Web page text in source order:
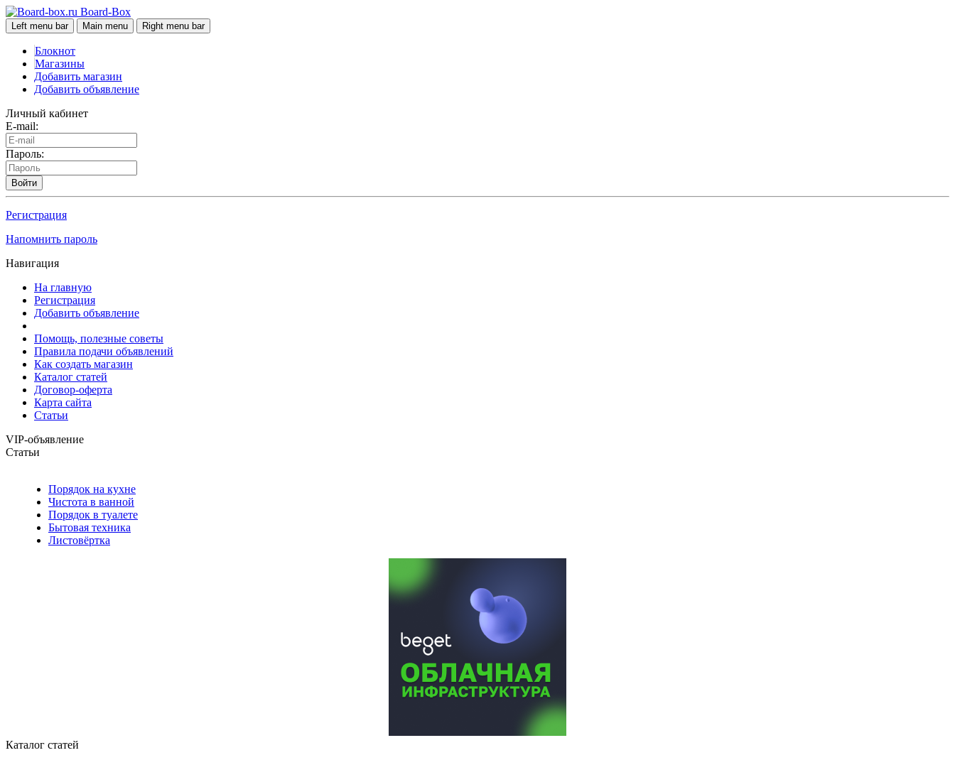
Board-Box
Left menu bar Main menu Right menu bar
Блокнот
Магазины
Добавить магазин
Добавить объявление
Личный кабинет
E-mail:
Пароль:
Войти
Регистрация
Напомнить пароль
Навигация
На главную
Регистрация
Добавить объявление
Помощь, полезные советы
Правила подачи объявлений
Как создать магазин
Каталог статей
Договор-оферта
Карта сайта
Статьи
VIP-объявление
Статьи
Порядок на кухне
Чистота в ванной
Порядок в туалете
Бытовая техника
Листовёртка
Каталог статей